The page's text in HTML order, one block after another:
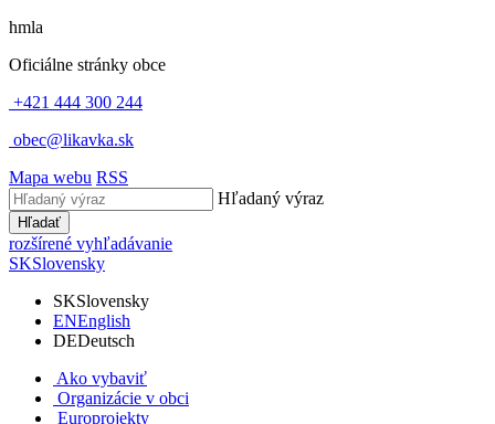
hmla
Oficiálne stránky obce
+421 444 300 244
obec@likavka.sk
Mapa webu RSS
Hľadaný výraz
Hľadať
rozšírené vyhľadávanie
SKSlovensky
SKSlovensky
ENEnglish
DEDeutsch
Ako vybaviť
Organizácie v obci
Europrojekty